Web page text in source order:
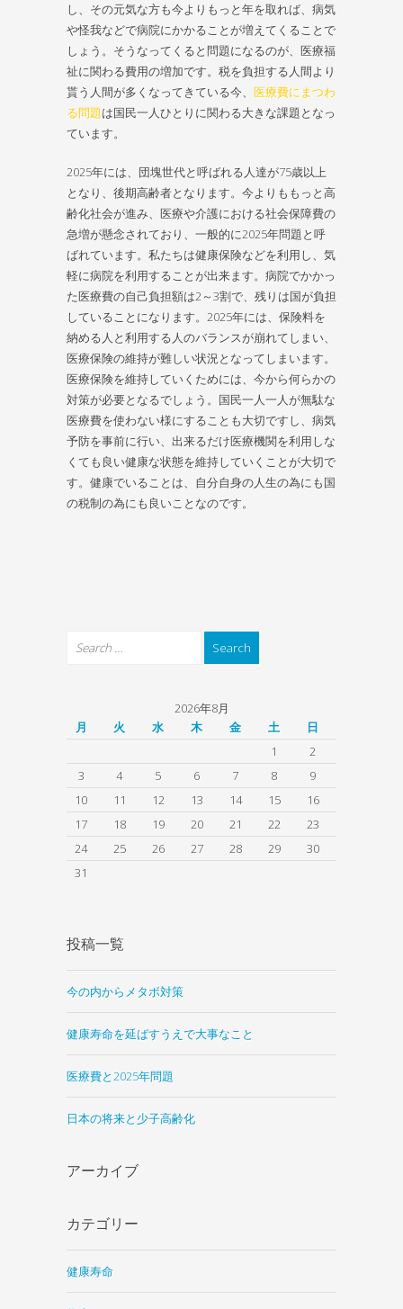
し、その元気な方も今よりもっと年を取れば、病気
や怪我などで病院にかかることが増えてくることで
しょう。そうなってくると問題になるのが、医療福
祉に関わる費用の増加です。税を負担する人間より
貰う人間が多くなってきている今、 医療費にまつわ
る問題は国民一人ひとりに関わる大きな課題となっ
ています。
2025年には、団塊世代と呼ばれる人達が75歳以上
となり、後期高齢者となります。今よりももっと高
齢化社会が進み、医療や介護における社会保障費の
急増が懸念されており、一般的に2025年問題と呼
ばれています。私たちは健康保険などを利用し、気
軽に病院を利用することが出来ます。病院でかかっ
た医療費の自己負担額は2～3割で、残りは国が負担
していることになります。2025年には、保険料を
納める人と利用する人のバランスが崩れてしまい、
医療保険の維持が難しい状況となってしまいます。
医療保険を維持していくためには、今から何らかの
対策が必要となるでしょう。国民一人一人が無駄な
医療費を使わない様にすることも大切ですし、病気
予防を事前に行い、出来るだけ医療機関を利用しな
くても良い健康な状態を維持していくことが大切で
す。健康でいることは、自分自身の人生の為にも国
の税制の為にも良いことなのです。
2026年8月
月
火 水 木 金 土
日
1
2
3
4 5 6 7 8
9
10
11 12 13 14 15
16
17
18 19 20 21 22
23
24
25 26 27 28 29
30
31
投稿一覧
今の内からメタボ対策
健康寿命を延ばすうえで大事なこと
医療費と2025年問題
日本の将来と少子高齢化
アーカイブ
カテゴリー
健康寿命